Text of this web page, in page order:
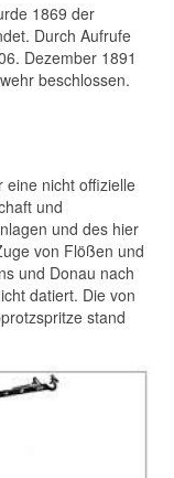
1869 der
Durch Aufrufe
Dezember 1891
beschlossen.
eine nicht offizielle
und
und des hier
von Flößen und
und Donau nach
datiert. Die von
stand